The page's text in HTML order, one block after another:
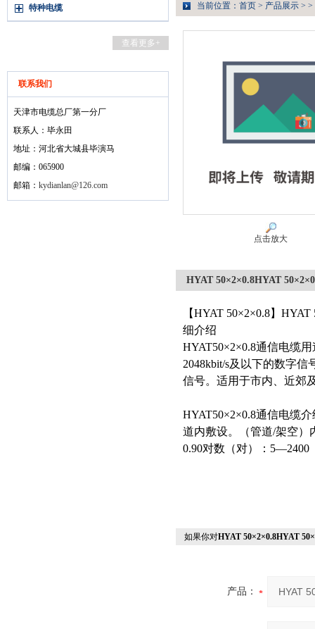
特种电缆
查看更多+
联系我们
天津市电缆总厂第一分厂
联系人：毕永田
地址：河北省大城县毕演马
邮编：065900
邮箱： kydianlan@126.com
当前位置： 首页 > 产品展示 > >
点击放大
HYAT 50×2×0.8HYAT
【HYAT 50×2×0.8】
细介绍
HYAT50×2×0.8通信电缆
2048kbit/s及以下的数字
信号。适用于市内、近郊
HYAT50×2×0.8通信电缆
道内敷设。（管道/架空）
0.90对数（对）：5—2400
如果你对HYAT 50×2×0.8HYAT
产品：